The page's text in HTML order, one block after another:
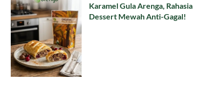
Karamel Gula Arenga, Rahasia
Dessert Mewah Anti-Gagal!